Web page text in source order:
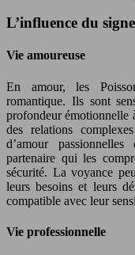
L’influence du
Vie amoureuse
En amour, les
romantique. Ils sont
profondeur émotionnelle
des relations
d’amour
partenaire qui les
sécurité. La voyance
leurs besoins et leurs
compatible avec leur
Vie professionnelle